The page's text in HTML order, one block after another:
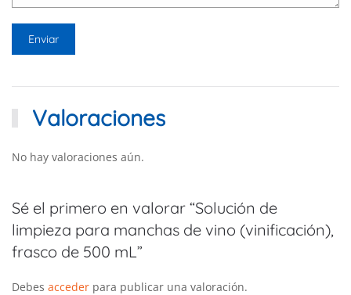
Valoraciones
No hay valoraciones aún.
Sé el primero en valorar “Solución de
limpieza para manchas de vino (vinificación),
frasco de 500 mL”
Debes acceder para publicar una valoración.